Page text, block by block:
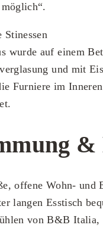
wurde auf einem
und mit
Furniere im
&
offene Wohn- und
langen Esstisch
von B&B Italia,